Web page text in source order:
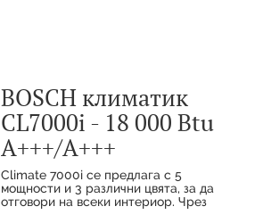
BOSCH климатик
CL7000i - 18 000 Btu
А+++/А+++
Climate 7000i се предлага с 5
мощности и 3 различни цвята, за да
отговори на всеки интериор. Чрез